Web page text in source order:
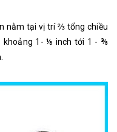
nằm tại vị trí ⅔ tổng chiều
khoảng 1- ⅛ inch tới 1 - ⅜